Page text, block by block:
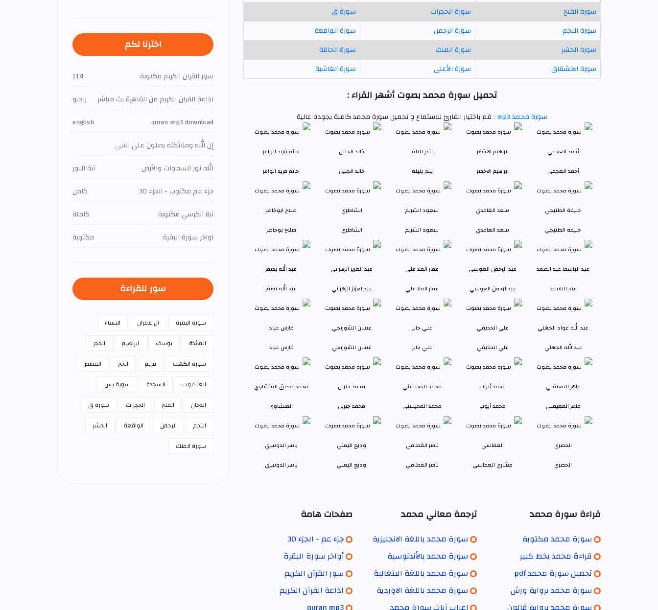
سورة الفتح
سورة الحجرات
سورة ق
سورة النجم
سورة الرحمن
سورة الواقعة
سورة الحشر
سورة الملك
سورة الحاقة
سورة الانشقاق
سورة الأعلى سورة الغاشية
تحميل سورة محمد بصوت أشهر القراء :
سورة محمد mp3 : قم باختيار القارئ للاستماع و تحميل سورة محمد كاملة بجودة عالية
أحمد العجمي ابراهيم الاخضر بندر بليلة خالد الجليل حاتم فريد الواعر
خليفة الطنيجي سعد الغامدي سعود الشريم الشاطري صلاح بوخاطر
عبد الباسط عبدالرحمن العوسي عمار الملا علي عبدالعزيز الزهراني عبد الله بصفر
عبد الله الجهني علي الحذيفي علي جابر غسان الشوربجي فارس عباد
ماهر المعيقلي محمد أيوب محمد المحيسني محمد جبريل المنشاوي
الحصري مشاري العفاسي ناصر القطامي وديع اليمني ياسر الدوسري
قراءة سورة محمد
سورة محمد مكتوبة
قراءة محمد بخط كبير
تحميل سورة محمد pdf
سورة محمد برواية ورش
ترجمة معاني محمد
سورة محمد باللغة الانجليزية
سورة محمد بالأندنوسية
سورة محمد باللغة البنغالية
سورة محمد باللغة الاوردية
صفحات هامة
جزء عم - الجزء 30
أواخر سورة البقرة
سور القرآن الكريم
اذاعة القرآن الكريم
اخترنا لكم
سور القران الكريم مكتوبة
114
اذاعة القران الكريم من القاهرة بث مباشر
راديو
quran mp3 download
english
إن الله وملائكته يصلون على النبي
الله نور السموات والأرض
آية النور
جزء عم مكتوب - الجزء 30
كامل
آية الكرسي مكتوبة
كاملة
اواخر سورة البقرة
مكتوبة
سور للقراءة
سورة البقرة آل عمران
النساء
المائدة
يوسف ابراهيم
الحجر
سورة الكهف
مريم الحج
القصص
العنكبوت
السجدة
سورة يس
الدخان
الفتح الحجرات
سورة ق
النجم
الرحمن الواقعة
الحشر
سورة الملك